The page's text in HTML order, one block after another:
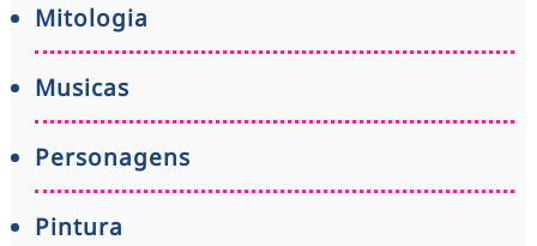
Mitologia
Musicas
Personagens
Pintura